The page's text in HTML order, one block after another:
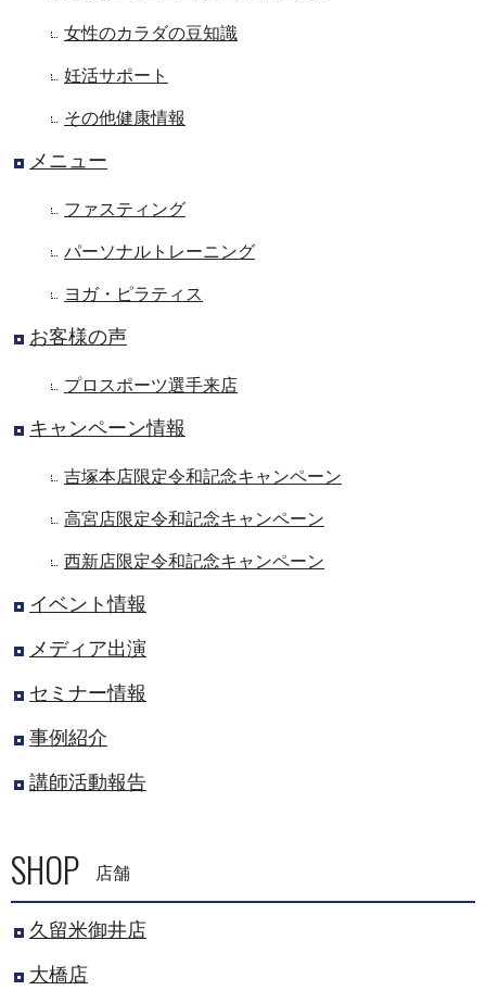
女性のカラダの豆知識
妊活サポート
その他健康情報
メニュー
ファスティング
パーソナルトレーニング
ヨガ・ピラティス
お客様の声
プロスポーツ選手来店
キャンペーン情報
吉塚本店限定令和記念キャンペーン
高宮店限定令和記念キャンペーン
西新店限定令和記念キャンペーン
イベント情報
メディア出演
セミナー情報
事例紹介
講師活動報告
SHOP 店舗
久留米御井店
大橋店